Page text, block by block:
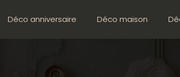
Déco anniversaire Déco maison